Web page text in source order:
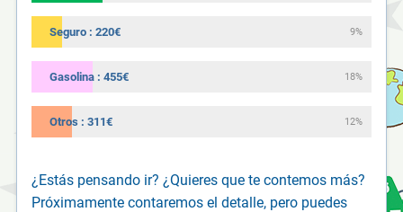
Seguro : 220€ 9%
Gasolina : 455€ 18%
Otros : 311€ 12%
¿Estás pensando ir? ¿Quieres que te contemos más?
Próximamente contaremos el detalle, pero puedes